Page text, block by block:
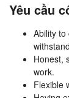
Yêu cầu
Ability
Honest,
work.
Flexible